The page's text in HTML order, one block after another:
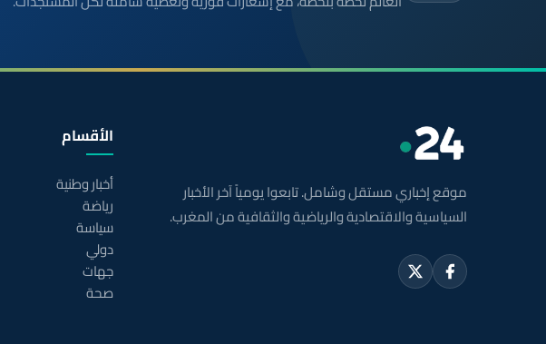
موقع إخباري مستقل وشامل. تابعوا يومياً آخر الأخبار
السياسية والاقتصادية والرياضية والثقافية من المغرب.
الأقسام
أخبار وطنية
رياضة
سياسة
دولي
جهات
صحة